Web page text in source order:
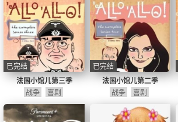
法国小馆儿第三季
已完结
战争 喜剧
法国小馆儿第二季
已完结
战争 喜剧